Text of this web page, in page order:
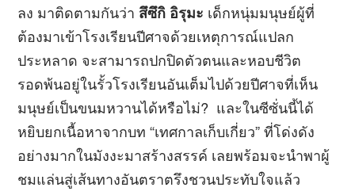
ลง มาติดตามกันว่า สึซึกิ อิรุมะ เด็กหนุ่มมนุษย์ผู้ที่
ต้องมาเข้าโรงเรียนปีศาจด้วยเหตุการณ์แปลก
ประหลาด จะสามารถปกปิดตัวตนและหอบชีวิต
รอดพ้นอยู่ในรั้วโรงเรียนอันเต็มไปด้วยปีศาจที่เห็น
มนุษย์เป็นขนมหวานได้หรือไม่? และในซีซั่นนี้ได้
หยิบยกเนื้อหาจากบท “เทศกาลเก็บเกี่ยว” ที่โด่งดัง
อย่างมากในมังงะมาสร้างสรรค์ เลยพร้อมจะนำพาผู้
ชมแล่นสู่เส้นทางอันตราตรึงชวนประทับใจแล้ว